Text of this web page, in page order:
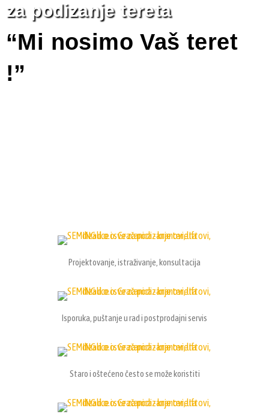
za podizanje tereta
“Mi nosimo Vaš teret
!”
Projektovanje, istraživanje, konsultacija
Isporuka, puštanje u rad i postprodajni servis
Staro i oštećeno često se može koristiti